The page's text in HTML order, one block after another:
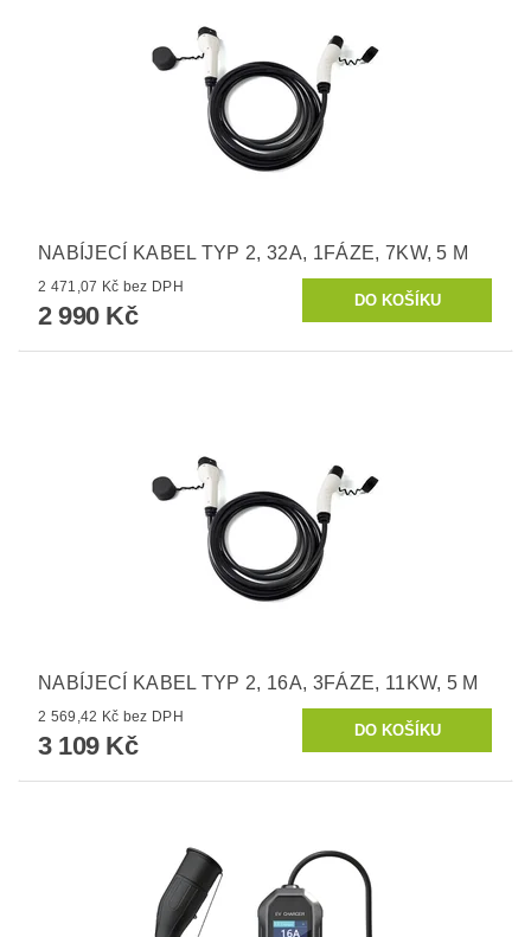
NABÍJECÍ KABEL TYP 2, 32A, 1FÁZE, 7KW, 5 M
2 471,07 Kč bez DPH
2 990 Kč
NABÍJECÍ KABEL TYP 2, 16A, 3FÁZE, 11KW, 5 M
2 569,42 Kč bez DPH
3 109 Kč